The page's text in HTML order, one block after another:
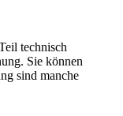
technisch
Sie können
sind manche